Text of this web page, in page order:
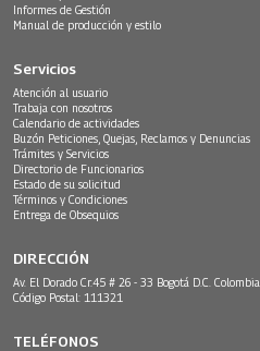
Informes de Gestión
Manual de producción y estilo
Servicios
Atención al usuario
Trabaja con nosotros
Calendario de actividades
Buzón Peticiones, Quejas, Reclamos y Denuncias
Trámites y Servicios
Directorio de Funcionarios
Estado de su solicitud
Términos y Condiciones
Entrega de Obsequios
DIRECCIÓN
Av. El Dorado Cr.45 # 26 - 33 Bogotá D.C. Colombia.
Código Postal: 111321
TELÉFONOS